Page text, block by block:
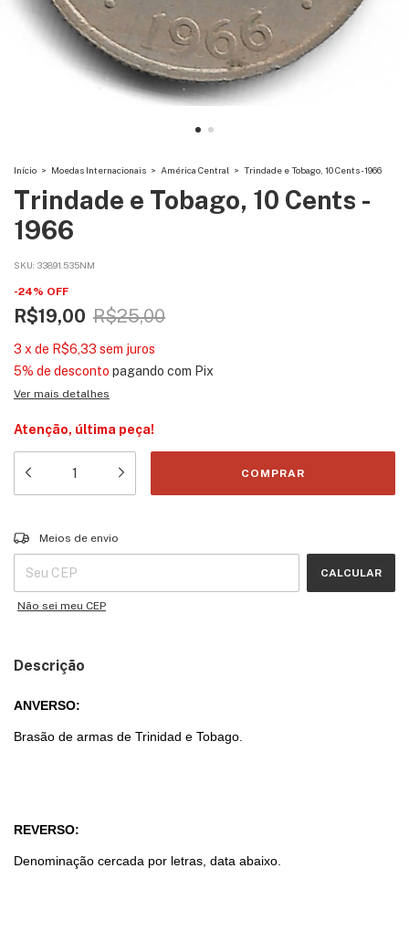
Início > Moedas Internacionais > América Central > Trindade e Tobago, 10 Cents - 1966
Trindade e Tobago, 10 Cents -
1966
SKU: 33891.535NM
-24% OFF
R$19,00 R$25,00
3 xde R$6,33 sem juros
5% de desconto pagando com Pix
Ver mais detalhes
Atenção, última peça!
Entregas para o CEP:
Meios de envio
CALCULAR
Não sei meu CEP
Descrição
ANVERSO:
Brasão de armas de Trinidad e Tobago.
REVERSO:
Denominação cercada por letras, data abaixo.